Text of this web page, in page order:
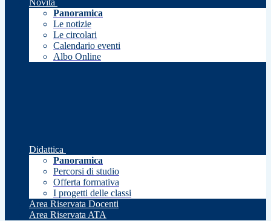
Novità
Panoramica
Le notizie
Le circolari
Calendario eventi
Albo Online
Didattica
Panoramica
Percorsi di studio
Offerta formativa
I progetti delle classi
Area Riservata Docenti
Area Riservata ATA